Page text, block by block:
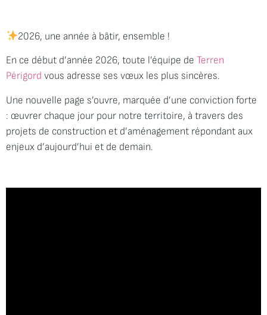
2026, une année à bâtir, ensemble !
En ce début d’année 2026, toute l’équipe de Terren
Périgord vous adresse ses vœux les plus sincères.
Une nouvelle page s’ouvre, marquée d’une conviction forte
: œuvrer chaque jour pour notre territoire, à travers des
projets de construction et d’aménagement répondant aux
enjeux d’aujourd’hui et de demain.